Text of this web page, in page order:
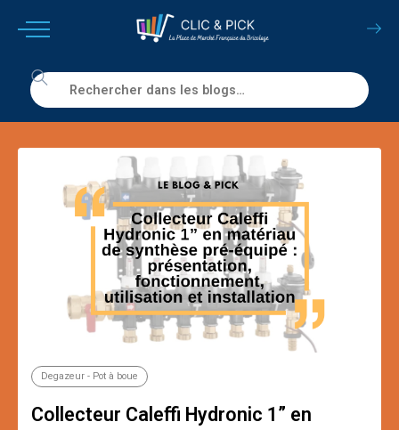
Degazeur - Pot à boue
Collecteur Caleffi Hydronic 1” en